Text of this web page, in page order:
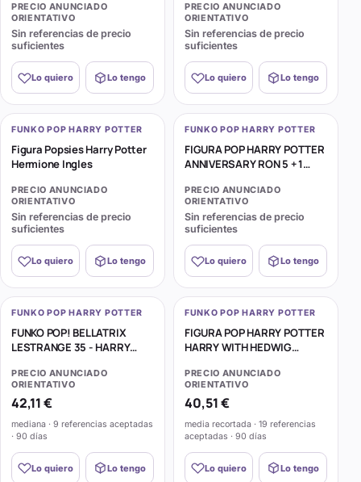
PRECIO ANUNCIADO
ORIENTATIVO
Sin referencias de precio
suficientes
Lo quiero Lo tengo
PRECIO ANUNCIADO
ORIENTATIVO
Sin referencias de precio
suficientes
Lo quiero Lo tengo
FUNKO POP HARRY POTTER
Figura Popsies Harry Potter
Hermione Ingles
PRECIO ANUNCIADO
ORIENTATIVO
Sin referencias de precio
suficientes
Lo quiero Lo tengo
FUNKO POP HARRY POTTER
FIGURA POP HARRY POTTER
ANNIVERSARY RON 5 + 1
PRECIO ANUNCIADO
ORIENTATIVO
Sin referencias de precio
suficientes
Lo quiero Lo tengo
FUNKO POP HARRY POTTER
FUNKO POP! BELLATRIX
LESTRANGE 35 - HARRY
PRECIO ANUNCIADO
ORIENTATIVO
42,11 €
mediana · 9 referencias aceptadas
· 90 días
Lo quiero Lo tengo
FUNKO POP HARRY POTTER
FIGURA POP HARRY POTTER
HARRY WITH HEDWIG
PRECIO ANUNCIADO
ORIENTATIVO
40,51 €
media recortada · 19 referencias
aceptadas · 90 días
Lo quiero Lo tengo